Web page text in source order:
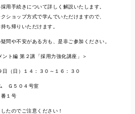
用手続きについて詳しく解説いたします。
ショップ方式で学んでいただけますので、
ち帰りいただけます。
問や不安がある方も、是非ご参加ください。
ント編 第２講「採用力強化講座」＞
（日）１４：３０～１６：３０
Ｇ５０４号室
１号
たのでご注意ください！